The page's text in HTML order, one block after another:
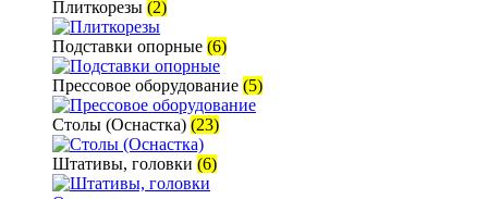
Плиткорезы (2)
Подставки опорные (6)
Прессовое оборудование (5)
Столы (Оснастка) (23)
Штативы, головки (6)